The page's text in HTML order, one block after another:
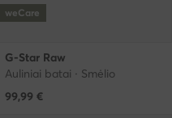
weCare
G-Star Raw
Auliniai batai · Smėlio
99,99 €